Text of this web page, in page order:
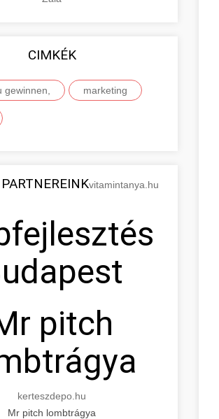
CIMKÉK
gewinnen, marketing
vitamintanya.hu
pitch
kerteszdepo.hu
Mr pitch lombtrágya